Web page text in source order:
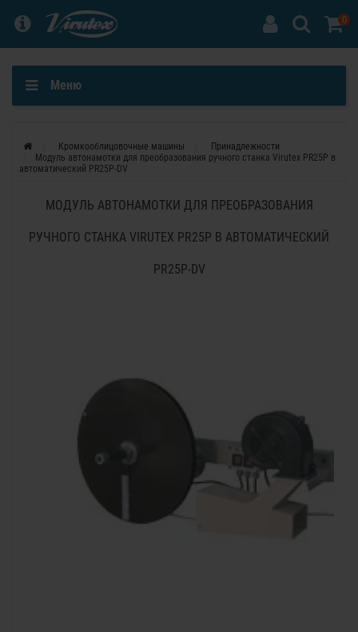
0
Меню
Кромкооблицовочные машины
Принадлежности
Модуль автонамотки для преобразования ручного станка Virutex PR25P в
автоматический PR25P-DV
МОДУЛЬ АВТОНАМОТКИ ДЛЯ ПРЕОБРАЗОВАНИЯ
РУЧНОГО СТАНКА VIRUTEX PR25P В АВТОМАТИЧЕСКИЙ
PR25P-DV